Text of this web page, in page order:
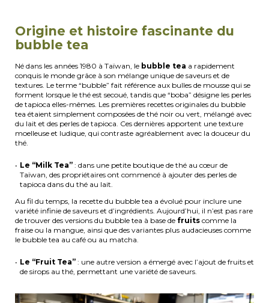
Origine et histoire fascinante du
bubble tea
Né dans les années 1980 à Taïwan, le bubble tea a rapidement
conquis le monde grâce à son mélange unique de saveurs et de
textures. Le terme “bubble” fait référence aux bulles de mousse qui se
forment lorsque le thé est secoué, tandis que “boba” désigne les perles
de tapioca elles-mêmes. Les premières recettes originales du bubble
tea étaient simplement composées de thé noir ou vert, mélangé avec
du lait et des perles de tapioca. Ces dernières apportent une texture
moelleuse et ludique, qui contraste agréablement avec la douceur du
thé.
Le “Milk Tea” : dans une petite boutique de thé au cœur de
Taïwan, des propriétaires ont commencé à ajouter des perles de
tapioca dans du thé au lait.
Au fil du temps, la recette du bubble tea a évolué pour inclure une
variété infinie de saveurs et d’ingrédients. Aujourd’hui, il n’est pas rare
de trouver des versions du bubble tea à base de fruits comme la
fraise ou la mangue, ainsi que des variantes plus audacieuses comme
le bubble tea au café ou au matcha.
Le “Fruit Tea” : une autre version a émergé avec l’ajout de fruits et
de sirops au thé, permettant une variété de saveurs.